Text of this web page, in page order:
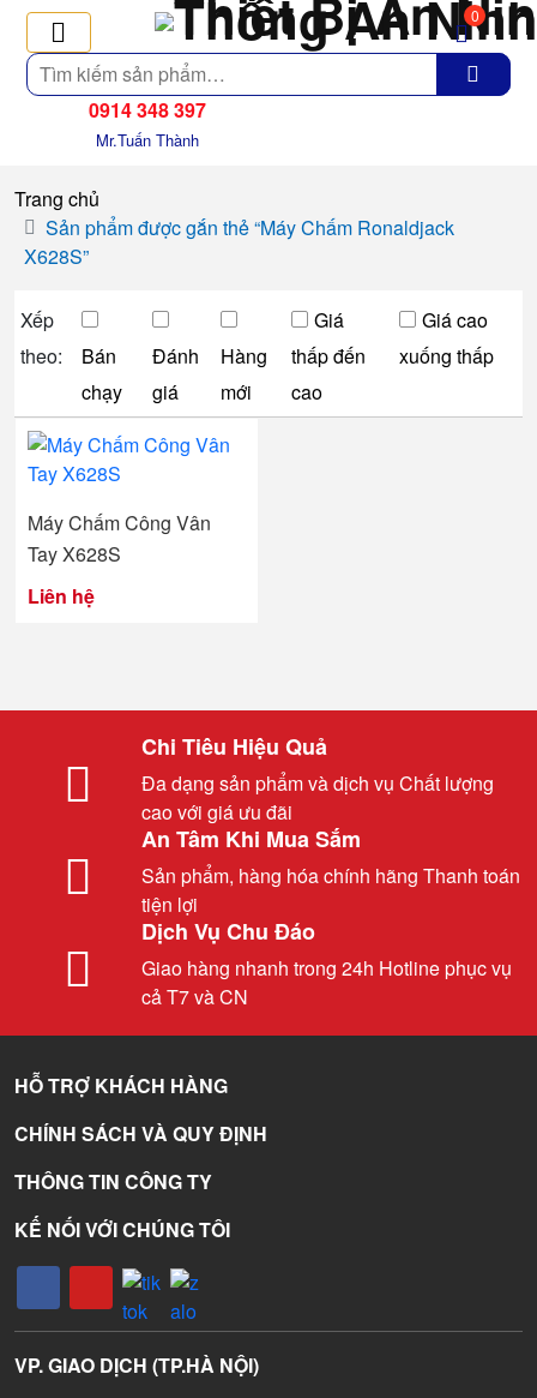
Tìm
kiếm
0
0914 348 397
Mr.Tuấn Thành
Trang chủ
Sản phẩm được gắn thẻ “Máy Chấm Ronaldjack
X628S”
Xếp
theo:
Bán
chạy
Đánh
giá
Hàng
mới
Giá
thấp đến
cao
Giá cao
xuống thấp
Máy Chấm Công Vân
Tay X628S
Liên hệ
Chi Tiêu Hiệu Quả
Đa dạng sản phẩm và dịch vụ Chất lượng
cao với giá ưu đãi
An Tâm Khi Mua Sắm
Sản phẩm, hàng hóa chính hãng Thanh toán
tiện lợi
Dịch Vụ Chu Đáo
Giao hàng nhanh trong 24h Hotline phục vụ
cả T7 và CN
HỖ TRỢ KHÁCH HÀNG
CHÍNH SÁCH VÀ QUY ĐỊNH
THÔNG TIN CÔNG TY
KẾ NỐI VỚI CHÚNG TÔI
VP. GIAO DỊCH (TP.HÀ NỘI)